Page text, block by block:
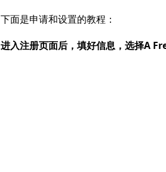
下面是申请和设置的教程：
进入注册页面后，填好信息，选择A